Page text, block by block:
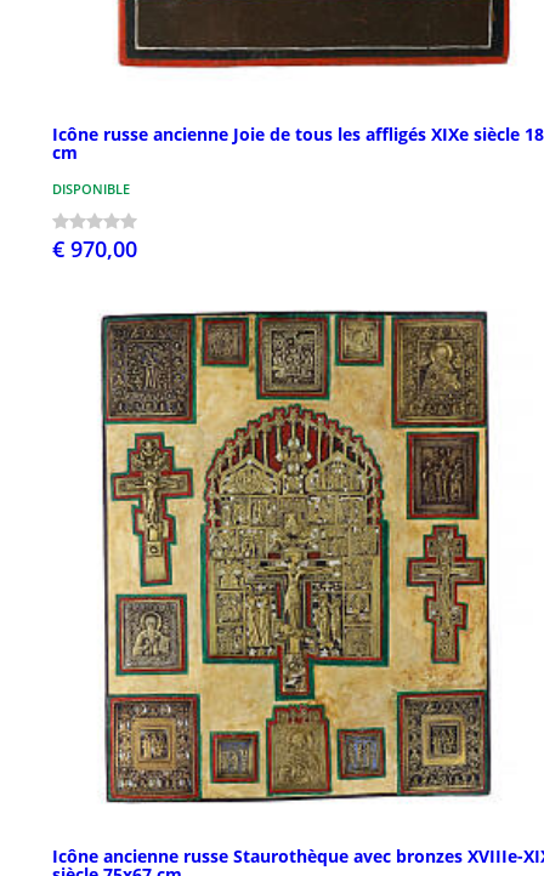
Icône russe ancienne Joie de tous les affligés XIXe siècle
cm
DISPONIBLE
€ 970,00
Icône ancienne russe Staurothèque avec bronzes XVIIIe-